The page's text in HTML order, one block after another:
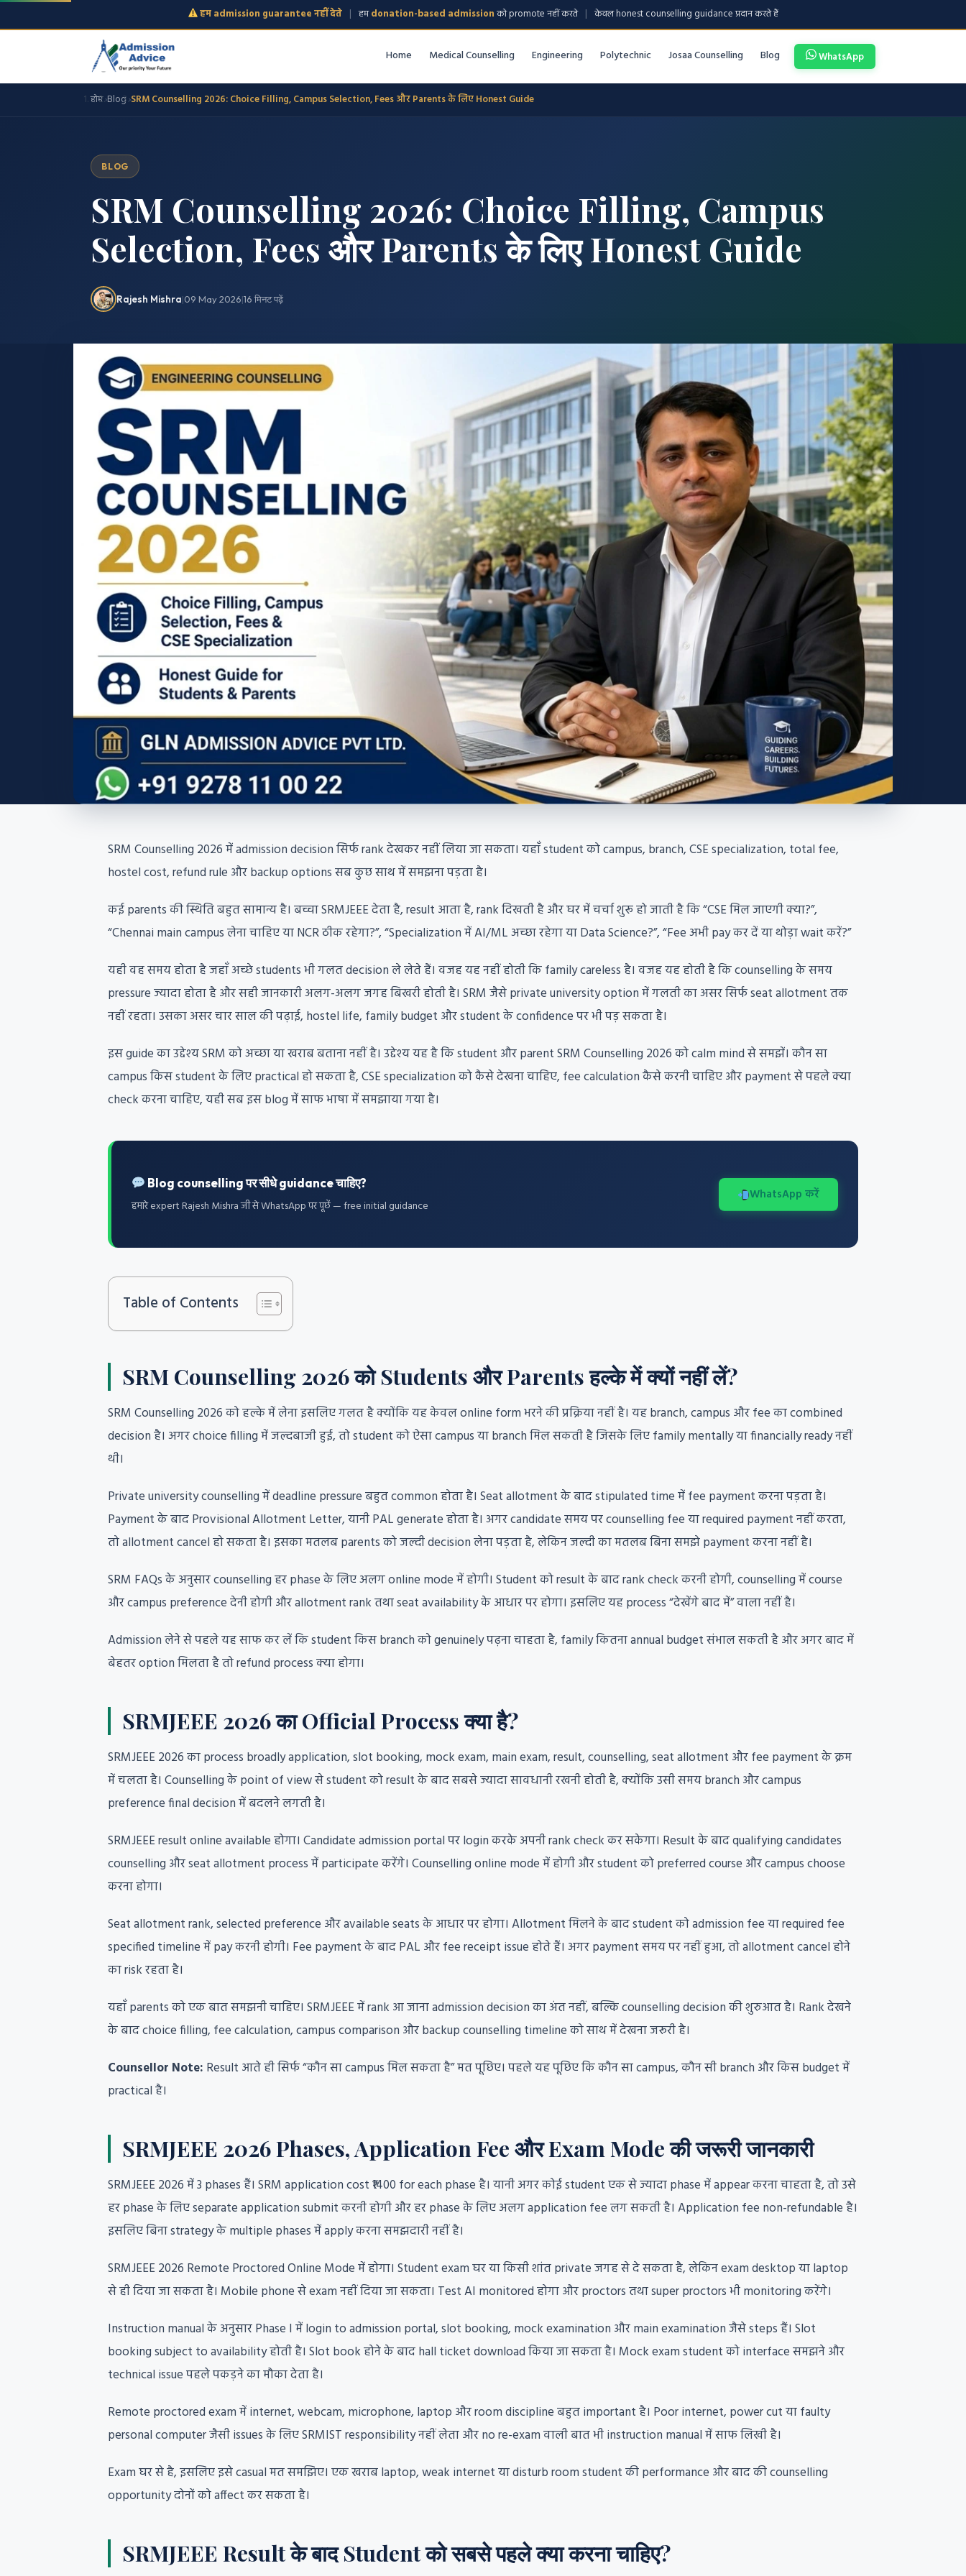
हम admission guarantee नहीं देते | हमdonation-based admissionको promote नहीं करते | केवल honest counselling guidance प्रदान करते हैं
Home Medical Counselling Engineering Polytechnic Josaa Counselling Blog WhatsApp
होम ›Blog ›SRM Counselling 2026: Choice Filling, Campus Selection, Fees और Parents के लिए Honest Guide
BLOG
SRM Counselling 2026: Choice Filling, Campus
Selection, Fees और Parents के लिए Honest Guide
Rajesh Mishra|09 May 2026|16 मिनट पढ़ें
SRM Counselling 2026 में admission decision सिर्फ rank देखकर नहीं लिया जा सकता। यहाँ student को campus, branch, CSE specialization, total fee,
hostel cost, refund rule और backup options सब कुछ साथ में समझना पड़ता है।
कई parents की स्थिति बहुत सामान्य है। बच्चा SRMJEEE देता है, result आता है, rank दिखती है और घर में चर्चा शुरू हो जाती है कि “CSE मिल जाएगी क्या?”,
“Chennai main campus लेना चाहिए या NCR ठीक रहेगा?”, “Specialization में AI/ML अच्छा रहेगा या Data Science?”, “Fee अभी pay कर दें या थोड़ा wait करें?”
यही वह समय होता है जहाँ अच्छे students भी गलत decision ले लेते हैं। वजह यह नहीं होती कि family careless है। वजह यह होती है कि counselling के समय
pressure ज्यादा होता है और सही जानकारी अलग-अलग जगह बिखरी होती है। SRM जैसे private university option में गलती का असर सिर्फ seat allotment तक
नहीं रहता। उसका असर चार साल की पढ़ाई, hostel life, family budget और student के confidence पर भी पड़ सकता है।
इस guide का उद्देश्य SRM को अच्छा या खराब बताना नहीं है। उद्देश्य यह है कि student और parent SRM Counselling 2026 को calm mind से समझें। कौन सा
campus किस student के लिए practical हो सकता है, CSE specialization को कैसे देखना चाहिए, fee calculation कैसे करनी चाहिए और payment से पहले क्या
check करना चाहिए, यही सब इस blog में साफ भाषा में समझाया गया है।
Blog counselling पर सीधे guidance चाहिए?
हमारे expert Rajesh Mishra जी से WhatsApp पर पूछें — free initial guidance
WhatsApp करें
Table of Contents
SRM Counselling 2026 को Students और Parents हल्के में क्यों नहीं लें?
SRM Counselling 2026 को हल्के में लेना इसलिए गलत है क्योंकि यह केवल online form भरने की प्रक्रिया नहीं है। यह branch, campus और fee का combined
decision है। अगर choice filling में जल्दबाजी हुई, तो student को ऐसा campus या branch मिल सकती है जिसके लिए family mentally या financially ready नहीं
थी।
Private university counselling में deadline pressure बहुत common होता है। Seat allotment के बाद stipulated time में fee payment करना पड़ता है।
Payment के बाद Provisional Allotment Letter, यानी PAL generate होता है। अगर candidate समय पर counselling fee या required payment नहीं करता,
तो allotment cancel हो सकता है। इसका मतलब parents को जल्दी decision लेना पड़ता है, लेकिन जल्दी का मतलब बिना समझे payment करना नहीं है।
SRM FAQs के अनुसार counselling हर phase के लिए अलग online mode में होगी। Student को result के बाद rank check करनी होगी, counselling में course
और campus preference देनी होगी और allotment rank तथा seat availability के आधार पर होगा। इसलिए यह process “देखेंगे बाद में” वाला नहीं है।
Admission लेने से पहले यह साफ कर लें कि student किस branch को genuinely पढ़ना चाहता है, family कितना annual budget संभाल सकती है और अगर बाद में
बेहतर option मिलता है तो refund process क्या होगा।
SRMJEEE 2026 का Official Process क्या है?
SRMJEEE 2026 का process broadly application, slot booking, mock exam, main exam, result, counselling, seat allotment और fee payment के क्रम
में चलता है। Counselling के point of view से student को result के बाद सबसे ज्यादा सावधानी रखनी होती है, क्योंकि उसी समय branch और campus
preference final decision में बदलने लगती है।
SRMJEEE result online available होगा। Candidate admission portal पर login करके अपनी rank check कर सकेगा। Result के बाद qualifying candidates
counselling और seat allotment process में participate करेंगे। Counselling online mode में होगी और student को preferred course और campus choose
करना होगा।
Seat allotment rank, selected preference और available seats के आधार पर होगा। Allotment मिलने के बाद student को admission fee या required fee
specified timeline में pay करनी होगी। Fee payment के बाद PAL और fee receipt issue होते हैं। अगर payment समय पर नहीं हुआ, तो allotment cancel होने
का risk रहता है।
यहाँ parents को एक बात समझनी चाहिए। SRMJEEE में rank आ जाना admission decision का अंत नहीं, बल्कि counselling decision की शुरुआत है। Rank देखने
के बाद choice filling, fee calculation, campus comparison और backup counselling timeline को साथ में देखना जरूरी है।
Counsellor Note: Result आते ही सिर्फ “कौन सा campus मिल सकता है” मत पूछिए। पहले यह पूछिए कि कौन सा campus, कौन सी branch और किस budget में
practical है।
SRMJEEE 2026 Phases, Application Fee और Exam Mode की जरूरी जानकारी
SRMJEEE 2026 में 3 phases हैं। SRM application cost ₹1400 for each phase है। यानी अगर कोई student एक से ज्यादा phase में appear करना चाहता है, तो उसे
हर phase के लिए separate application submit करनी होगी और हर phase के लिए अलग application fee लग सकती है। Application fee non-refundable है।
इसलिए बिना strategy के multiple phases में apply करना समझदारी नहीं है।
SRMJEEE 2026 Remote Proctored Online Mode में होगा। Student exam घर या किसी शांत private जगह से दे सकता है, लेकिन exam desktop या laptop
से ही दिया जा सकता है। Mobile phone से exam नहीं दिया जा सकता। Test AI monitored होगा और proctors तथा super proctors भी monitoring करेंगे।
Instruction manual के अनुसार Phase I में login to admission portal, slot booking, mock examination और main examination जैसे steps हैं। Slot
booking subject to availability होती है। Slot book होने के बाद hall ticket download किया जा सकता है। Mock exam student को interface समझने और
technical issue पहले पकड़ने का मौका देता है।
Remote proctored exam में internet, webcam, microphone, laptop और room discipline बहुत important है। Poor internet, power cut या faulty
personal computer जैसी issues के लिए SRMIST responsibility नहीं लेता और no re-exam वाली बात भी instruction manual में साफ लिखी है।
Exam घर से है, इसलिए इसे casual मत समझिए। एक खराब laptop, weak internet या disturb room student की performance और बाद की counselling
opportunity दोनों को affect कर सकता है।
SRMJEEE Result के बाद Student को सबसे पहले क्या करना चाहिए?